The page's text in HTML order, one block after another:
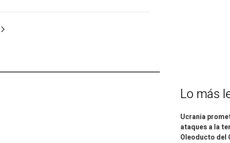
Lo más
Ucrania
ataques a la
Oleoducto del